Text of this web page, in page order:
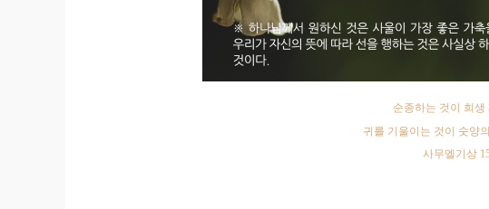
순종하는 것이 희생
귀를 기울이는 것이 숫양
사무엘기상